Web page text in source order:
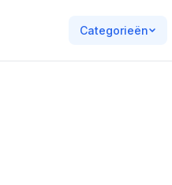
Categorieën